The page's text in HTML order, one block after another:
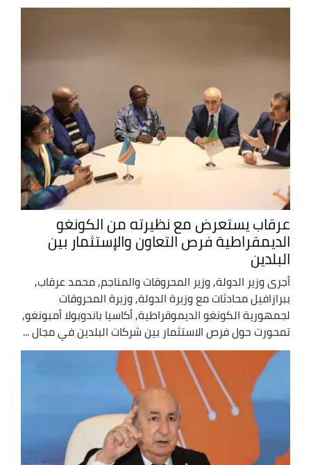
عرقاب يستعرض مع نظيرته من الكونغو
الديمقراطية فرص التعاون والإستثمار بين
البلدين
أجرى وزير الدولة, وزير المحروقات والمناجم, محمد عرقاب,
ببرازافيل محادثات مع وزيرة الدولة, وزيرة المحروقات
لجمهورية الكونغو الديموقراطية, أكاسيا باندوبولا أمبونغو,
تمحورت حول فرص الاستثمار بين شركات البلدين في مجال ...